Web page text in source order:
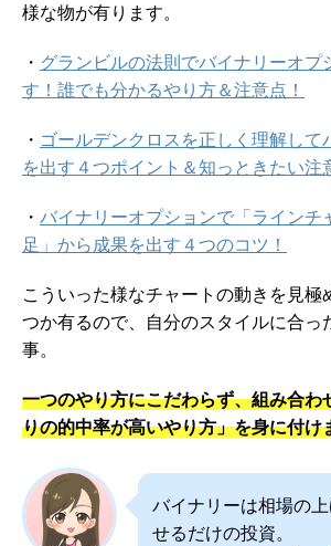
様な物が有ります。
・ グランビルの法則でバイナリーオプ
す！誰でも分かるやり方＆注意点！
・ ゴールデンクロスを正しく理解して
を出す４つポイント＆知っときたい注
・ バイナリーオプションで「ラインチ
足」から成果を出す４つのコツ！
こういった様なチャートの動きを見極
つか有るので、自分のスタイルに合っ
事。
一つのやり方にこだわらず、組み合わ
りの的中率が高いやり方」を身に付け
バイナリーは相場の
せるだけの投資。